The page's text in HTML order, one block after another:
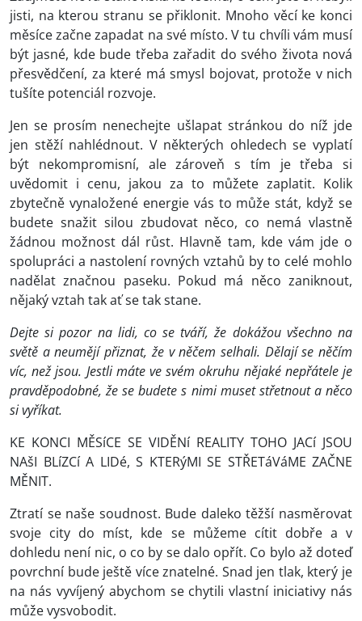
jisti, na kterou stranu se přiklonit. Mnoho věcí ke konci
měsíce začne zapadat na své místo. V tu chvíli vám musí
být jasné, kde bude třeba zařadit do svého života nová
přesvědčení, za které má smysl bojovat, protože v nich
tušíte potenciál rozvoje.
Jen se prosím nenechejte ušlapat stránkou do níž jde
jen stěží nahlédnout. V některých ohledech se vyplatí
být nekompromisní, ale zároveň s tím je třeba si
uvědomit i cenu, jakou za to můžete zaplatit. Kolik
zbytečně vynaložené energie vás to může stát, když se
budete snažit silou zbudovat něco, co nemá vlastně
žádnou možnost dál růst. Hlavně tam, kde vám jde o
spolupráci a nastolení rovných vztahů by to celé mohlo
nadělat značnou paseku. Pokud má něco zaniknout,
nějaký vztah tak ať se tak stane.
Dejte si pozor na lidi, co se tváří, že dokážou všechno na
světě a neumějí přiznat, že v něčem selhali. Dělají se něčím
víc, než jsou. Jestli máte ve svém okruhu nějaké nepřátele je
pravděpodobné, že se budete s nimi muset střetnout a něco
si vyříkat.
KE KONCI MĚSíCE SE VIDĚNí REALITY TOHO JACí JSOU
NAšI BLíZCí A LIDé, S KTERýMI SE STŘETáVáME ZAČNE
MĚNIT.
Ztratí se naše soudnost. Bude daleko těžší nasměrovat
svoje city do míst, kde se můžeme cítit dobře a v
dohledu není nic, o co by se dalo opřít. Co bylo až doteď
povrchní bude ještě více znatelné. Snad jen tlak, který je
na nás vyvíjený abychom se chytili vlastní iniciativy nás
může vysvobodit.